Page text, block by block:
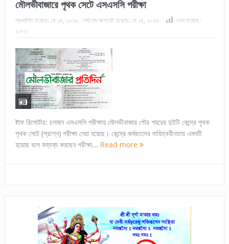
মৌলভীবাজারে পৃথক সেটে এসএসসি পরীক্ষা
প্রকাশিত হয়েছে: মে ১৪, ২০২৬ সর্বশেষ আপডেট হয়েছে: মে ১৪, ২০২৬
দেখা হয়েছে :
১,২২২
ষ্টাফ রিপোর্টার: চলমান এসএসসি পরীক্ষায় মৌলভীবাজার পৌর শহরের দুইটি কেন্দ্রে পৃথক
পৃথক সেটে (প্রশ্নে) পরীক্ষা নেয়া হয়েছে। কেন্দ্রে কর্মরতদের দায়িত্বহীনতায় এমনটি
হয়েছে বলে মন্তব্য করছেন পরীক্ষা... Read more